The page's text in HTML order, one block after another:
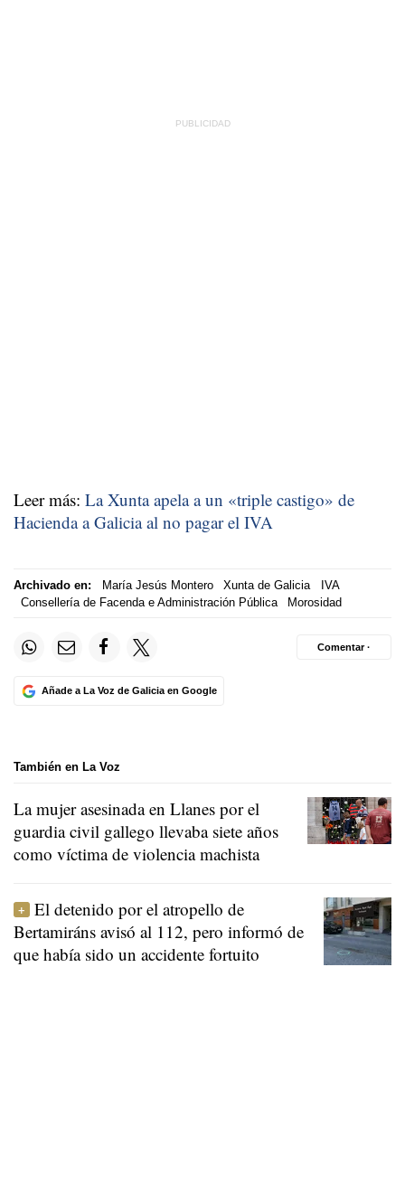
Leer más: La Xunta apela a un «triple castigo» de
Hacienda a Galicia al no pagar el IVA
Archivado en: María Jesús Montero Xunta de Galicia
IVA
Consellería de Facenda e Administración Pública
Morosidad
Añade a La Voz de Galicia en Google
Comentar ·
También en La Voz
La mujer asesinada en Llanes por el
guardia civil gallego llevaba siete años
como víctima de violencia machista
El detenido por el atropello de
Bertamiráns avisó al 112, pero informó de
que había sido un accidente fortuito